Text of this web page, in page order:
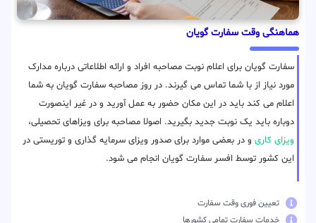
هماهنگی وقت سفارت گویان
سفارت گویان برای اعلام نوبت مصاحبه افراد و ارائه اطلاعاتی درباره مدارک
مورد نیاز از با شما تماس می گیرند. در روز مصاحبه سفارت گویان به شما
اعلام می کند باید در این مکان حضور به عمل آورید و در غیر اینصورت
دوباره باید یک نوبت جدید بگیرید. اصولا مصاحبه برای ویزاهای تحصیلی،
ویزای کاری و در بعضی موارد برای صدور ویزای سرمایه گذاری و توریستی در
این کشور توسط افسر سفارت گویان انجام می شود.
تعیین فوری وقت سفارت
خدمات سفارت تمامی کشورها